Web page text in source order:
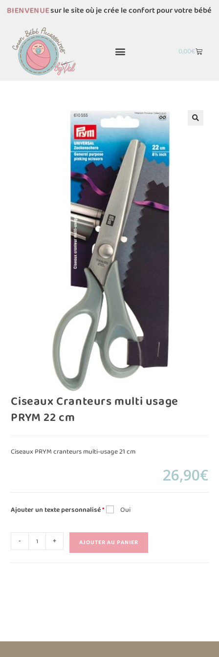
BIENVENUEsur le site où je crée le confort pour votre bébé
0,00€
Ciseaux Cranteurs multi usage
PRYM 22 cm
Ciseaux PRYM cranteurs multi-usage 21 cm
26,90€
Ajouter un texte personnalisé* Oui
- + AJOUTER AU PANIER